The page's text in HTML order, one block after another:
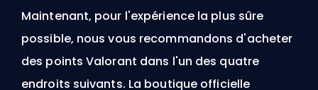
Maintenant, pour l'expérience la plus sûre
possible, nous vous recommandons d'acheter
des points Valorant dans l'un des quatre
endroits suivants. La boutique officielle